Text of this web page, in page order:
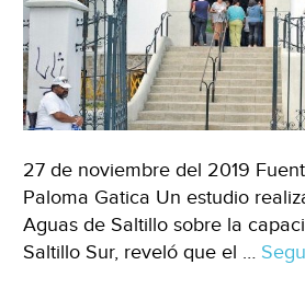
27 de noviembre del 2019
Paloma Gatica Un estudio
Aguas de Saltillo sobre la
Saltillo Sur, reveló que el …